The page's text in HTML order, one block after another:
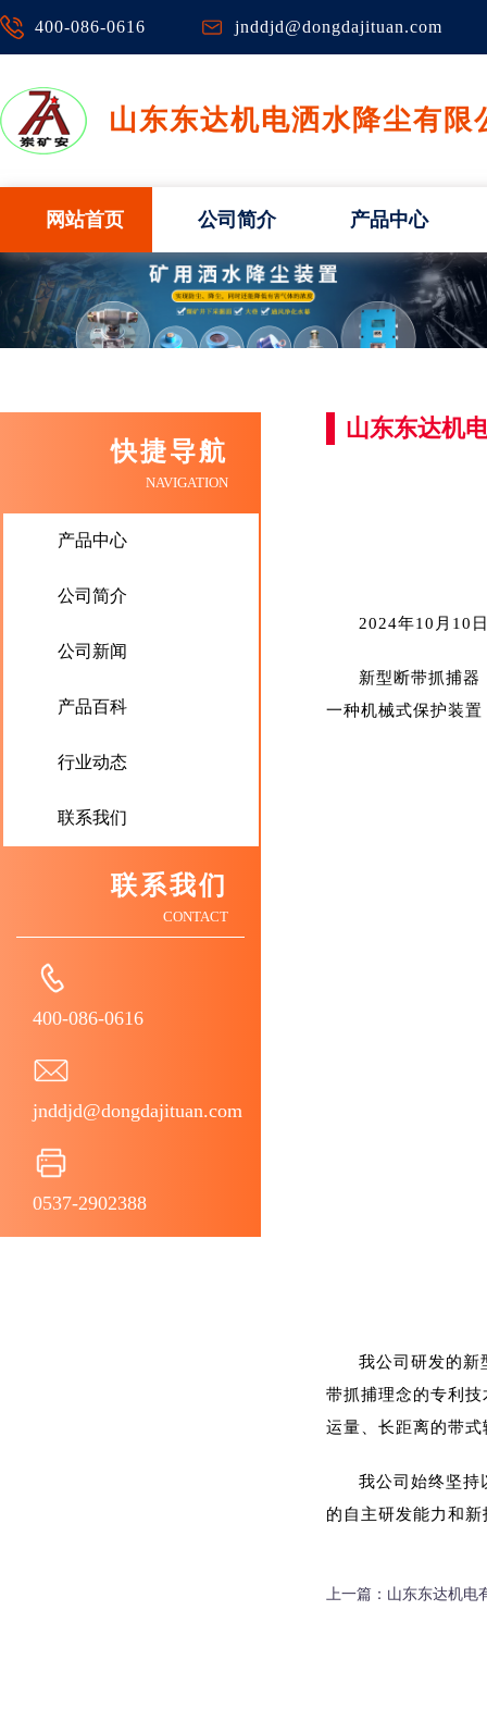
400-086-0616 jnddjd@dongdajituan.com
山东东达机电洒水降尘有限
网站首页 公司简介 产品中心
快捷导航
NAVIGATION
产品中心
公司简介
公司新闻
产品百科
行业动态
联系我们
联系我们
CONTACT
400-086-0616
jnddjd@dongdajituan.com
0537-2902388
山东东达机
2024年10月10
新型断带抓捕
一种机械式保护装
我公司研发的新
带抓捕理念的专利
运量、长距离的带
我公司始终坚持
的自主研发能力和
上一篇： 山东东达机电